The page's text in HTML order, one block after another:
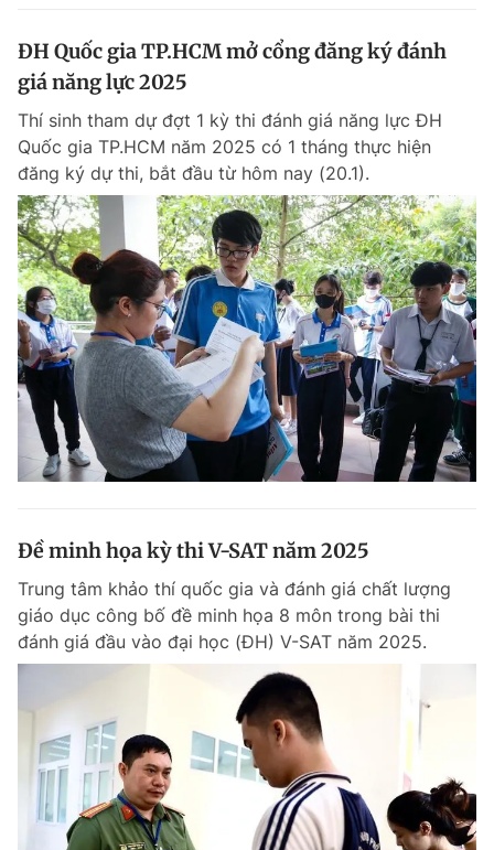
Đọc Thanh Niên trên điện thoại
Theo dõi báo trên
Hotline
0906 645 777
Liên hệ quảng cáo
0908 780 404
Đặt báo Quảng cáo Tòa soạn Chính sách bảo
Phó tổng biên tập: Lâm Hiếu Dũng
Phó tổng biên tập: Trần Việt Hưng
Tổng thư ký tòa soạn: Đức Trung
Giấy phép xuất bản số 110/GP - BTTTT cấp ngày 24.3.2020
© 2003-2026 Bản quyền thuộc về Báo Thanh Niên. Cấm sao chép
dưới mọi hình thức nếu không có sự chấp thuận bằng văn bản.
Phát triển bởi ePi Technologies, JSC.
ĐH Quốc gia TP.HCM mở cổng đăng ký đánh
giá năng lực 2025
Thí sinh tham dự đợt 1 kỳ thi đánh giá năng lực ĐH
Quốc gia TP.HCM năm 2025 có 1 tháng thực hiện
đăng ký dự thi, bắt đầu từ hôm nay (20.1).
Đề minh họa kỳ thi V-SAT năm 2025
Trung tâm khảo thí quốc gia và đánh giá chất lượng
giáo dục công bố đề minh họa 8 môn trong bài thi
đánh giá đầu vào đại học (ĐH) V-SAT năm 2025.